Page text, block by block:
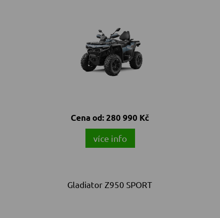
Cena od: 280 990 Kč
více info
Gladiator Z950 SPORT